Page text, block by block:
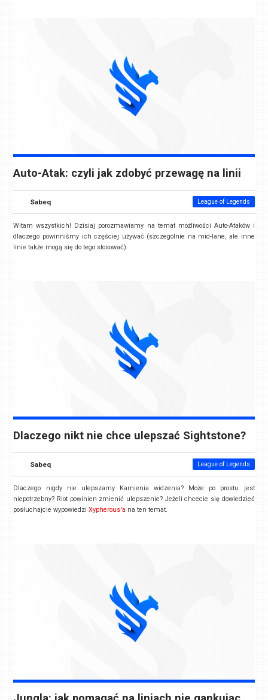
Auto-Atak: czyli jak zdobyć przewagę na linii
Sabeq League of Legends
Witam wszystkich! Dzisiaj porozmawiamy na temat możliwości Auto-Ataków i
dlaczego powinniśmy ich częściej używać (szczególnie na mid-lane, ale inne
linie także mogą się do tego stosować).
Dlaczego nikt nie chce ulepszać Sightstone?
Sabeq League of Legends
Dlaczego nigdy nie ulepszamy Kamienia widzenia? Może po prostu jest
niepotrzebny? Riot powinien zmienić ulepszenie? Jeżeli chcecie się dowiedzieć
posłuchajcie wypowiedziXypherous'a na ten temat.